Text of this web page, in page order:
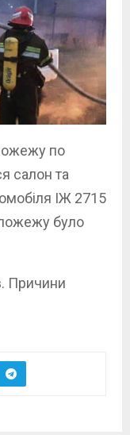
по
салон та
ІЖ 2715
пожежу було
Причини